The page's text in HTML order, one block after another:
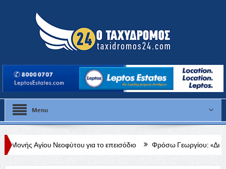
Menu
για το επεισόδιο Φρόσω Γεωργίου: «Διαρκής, δεδομένη